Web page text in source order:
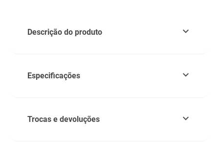
Descrição do produto
Especificações
Trocas e devoluções